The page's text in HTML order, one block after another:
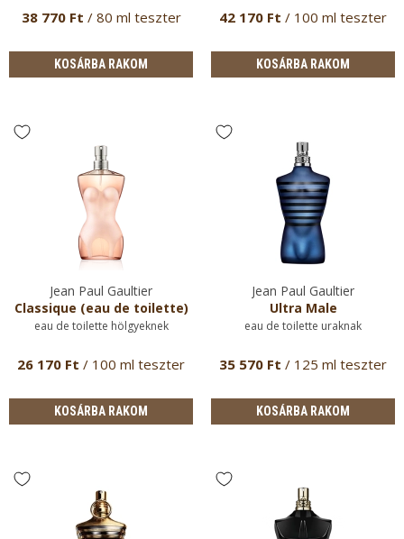
38 770 Ft / 80 ml teszter
KOSÁRBA RAKOM
42 170 Ft / 100 ml teszter
KOSÁRBA RAKOM
Jean Paul Gaultier
Classique (eau de toilette)
eau de toilette hölgyeknek
26 170 Ft / 100 ml teszter
KOSÁRBA RAKOM
Jean Paul Gaultier
Ultra Male
eau de toilette uraknak
35 570 Ft / 125 ml teszter
KOSÁRBA RAKOM